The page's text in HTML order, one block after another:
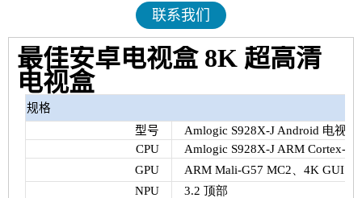
联系我们
最佳安卓电视盒 8K 超高清
电视盒
规格
型号
Amlogic S928X-J Android 电视
CPU
Amlogic S928X-J ARM Cortex-
GPU
ARM Mali-G57 MC2、4K GUI
NPU
3.2 顶部